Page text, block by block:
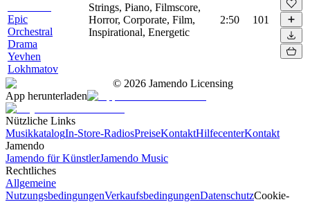
Epic
Orchestral
Drama
Yevhen
Lokhmatov
Strings, Piano, Filmscore,
Horror, Corporate, Film,
Inspirational, Energetic
2:50 101
© 2026 Jamendo Licensing
App herunterladen
Nützliche Links
MusikkatalogIn-Store-RadiosPreiseKontaktHilfecenterKontakt
Jamendo
Jamendo für KünstlerJamendo Music
Rechtliches
Allgemeine
NutzungsbedingungenVerkaufsbedingungenDatenschutzCookie-